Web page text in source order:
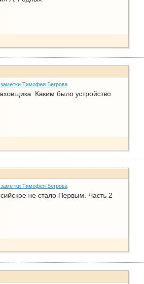
заметки Тимофея Бегрова
Каким было устройство
заметки Тимофея Бегрова
не стало Первым. Часть 2